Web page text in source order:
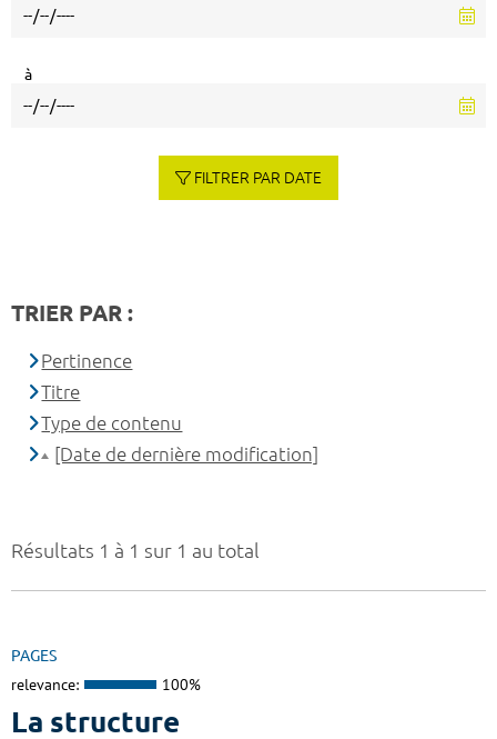
Résultats 1 à 1 sur 1 au total
PAGES
relevance: 100%
La structure
à
FILTRER PAR DATE
TRIER PAR :
Pertinence
Titre
Type de contenu
[Date de dernière modification]